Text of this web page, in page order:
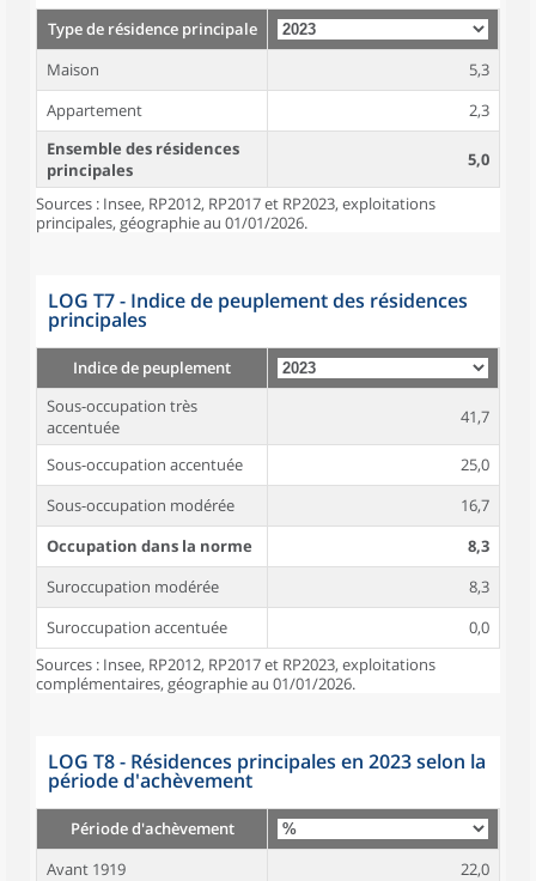
Type de résidence principale
Maison
5,3
Appartement
2,3
Ensemble des résidences
principales
5,0
Sources : Insee, RP2012, RP2017 et RP2023, exploitations
principales, géographie au 01/01/2026.
LOG T7 - Indice de peuplement des résidences
principales
Indice de peuplement
Sous-occupation très
accentuée
41,7
Sous-occupation accentuée
25,0
Sous-occupation modérée
16,7
Occupation dans la norme
8,3
Suroccupation modérée
8,3
Suroccupation accentuée
0,0
Sources : Insee, RP2012, RP2017 et RP2023, exploitations
complémentaires, géographie au 01/01/2026.
LOG T8 - Résidences principales en 2023 selon la
période d'achèvement
Période d'achèvement
Avant 1919
22,0